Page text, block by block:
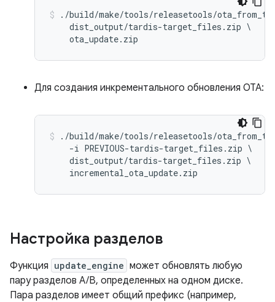
./build/make/tools/releasetools/
    dist_output/tardis-target_files.zip \
Для создания инкрементального обновления OTA:
./build/make/tools/releasetools/
    -i PREVIOUS-tardis-target_files.zip \
    dist_output/tardis-target_files.zip \
Настройка разделов
Функция update_engine может обновлять любую
пару разделов A/B, определенных на одном диске.
Пара разделов имеет общий префикс (например,